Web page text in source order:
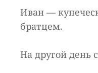
Иван —
братцем.
На другой день